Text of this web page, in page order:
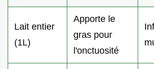
Lait entier
(1L)
Apporte le
gras pour
l'onctuosité